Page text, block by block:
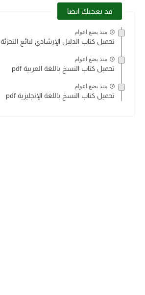
قد يعجبك ايضا
منذ بضع اعوام
تحميل كتاب الدليل الإرشادي لبائع التجزئة pdf
منذ بضع اعوام
تحميل كتاب النسخ باللغة العربية pdf
منذ بضع اعوام
تحميل كتاب النسخ باللغة الإنجليزية pdf